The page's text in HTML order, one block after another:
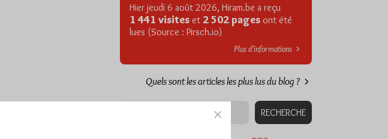
Hier jeudi 6 août 2026, Hiram.be a reçu
1 441 visites et 2 502 pages ont été
lues (Source : Pirsch.io)
Plus d’informations
Quels sont les articles les plus lus du blog ?